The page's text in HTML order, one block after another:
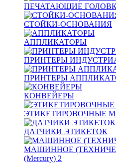
ПЕЧАТАЮЩИЕ
СТОЙКИ-ОСНОВАНИЯ
АППЛИКАТОРЫ
ПРИНТЕРЫ
ПРИНТЕРЫ
КОНВЕЙЕРЫ
ЭТИКЕТИРОВОЧНЫЕ
ДАТЧИКИ ЭТИКЕТОК
МАШИННОЕ
(Mercury) 2